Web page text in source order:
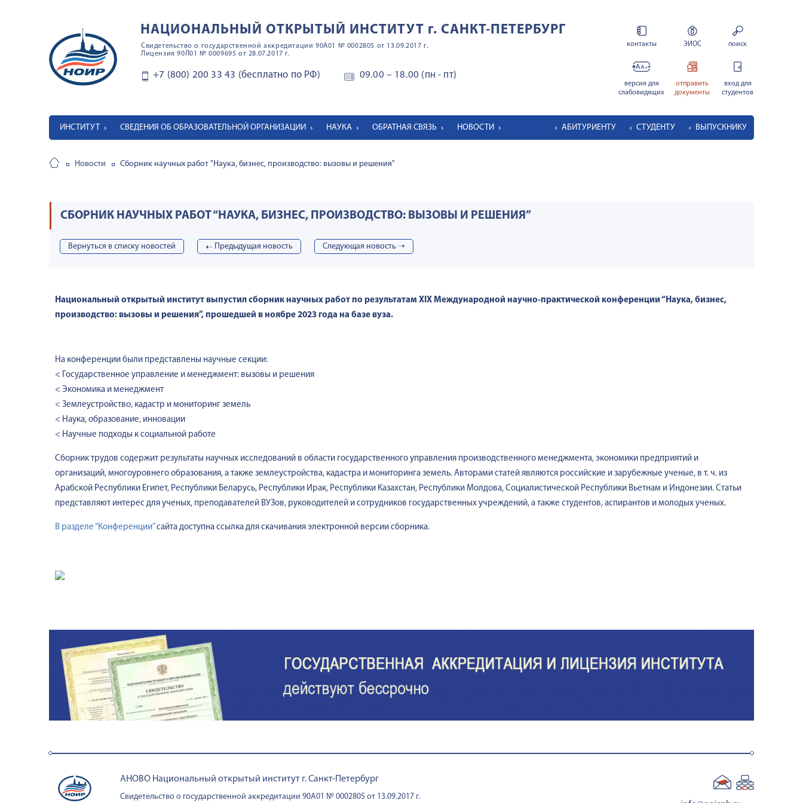
НАЦИОНАЛЬНЫЙ ОТКРЫТЫЙ ИНСТИТУТ г. САНКТ-ПЕТЕРБУРГ
Свидетельство о государственной аккредитации 90А01 № 0002805 от 13.09.2017 г.
Лицензия 90Л01 № 0009695 от 28.07.2017 г.
+7 (800) 200 33 43 (бесплатно по РФ) 09.00 – 18.00 (пн - пт)
контакты ЭИОС поиск
версия для
слабовидящих
отправить
документы
вход для
студентов
ИНСТИТУТ СВЕДЕНИЯ ОБ ОБРАЗОВАТЕЛЬНОЙ ОРГАНИЗАЦИИ НАУКА ОБРАТНАЯ СВЯЗЬ НОВОСТИ АБИТУРИЕНТУ СТУДЕНТУ ВЫПУСКНИКУ
Новости Сборник научных работ "Наука, бизнес, производство: вызовы и решения"
СБОРНИК НАУЧНЫХ РАБОТ “НАУКА, БИЗНЕС, ПРОИЗВОДСТВО: ВЫЗОВЫ И РЕШЕНИЯ”
Вернуться в списку новостей ➝ Предыдущая новость Cледующая новость ➝
Национальный открытый институт выпустил сборник научных работ по результатам XIX Международной научно-практической конференции “Наука, бизнес,
производство: вызовы и решения”, прошедшей в ноябре 2023 года на базе вуза.
На конференции были представлены научные секции:
< Государственное управление и менеджмент: вызовы и решения
< Экономика и менеджмент
< Землеустройство, кадастр и мониторинг земель
< Наука, образование, инновации
< Научные подходы к социальной работе
Сборник трудов содержит результаты научных исследований в области государственного управления производственного менеджмента, экономики предприятий и
организаций, многоуровнего образования, а также землеустройства, кадастра и мониторинга земель. Авторами статей являются российские и зарубежные ученые, в т. ч. из
Арабской Республики Египет, Республики Беларусь, Республики Ирак, Республики Казахстан, Республики Молдова, Социалистической Республики Вьетнам и Индонезии. Статьи
представляют интерес для ученых, преподавателей ВУЗов, руководителей и сотрудников государственных учреждений, а также студентов, аспирантов и молодых ученых.
В разделе “Конференции” сайта доступна ссылка для скачивания электронной версии сборника.
АНОВО Национальный открытый институт г. Санкт-Петербург
Свидетельство о государственной аккредитации 90А01 № 0002805 от 13.09.2017 г.